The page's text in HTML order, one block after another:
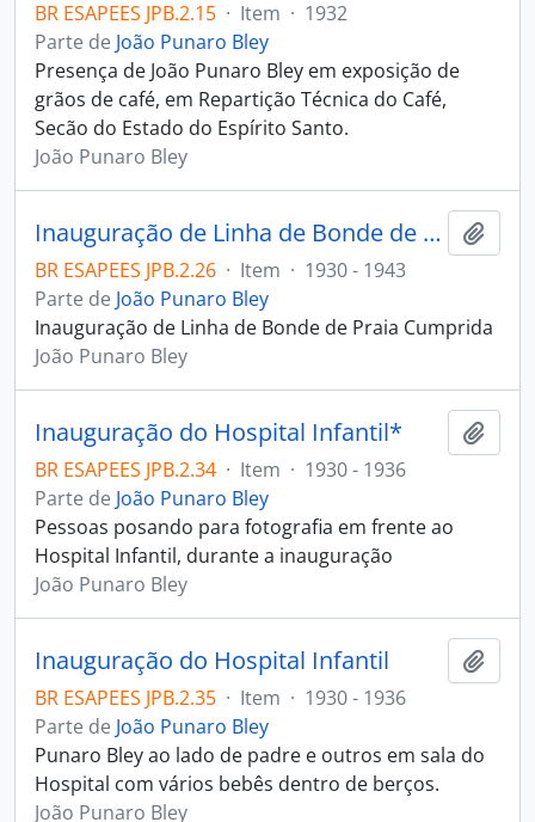
BR ESAPEES JPB.2.15 · Item · 1932
Parte de João Punaro Bley
Presença de João Punaro Bley em exposição de
grãos de café, em Repartição Técnica do Café,
Secão do Estado do Espírito Santo.
João Punaro Bley
Inauguração de Linha de Bonde de Praia Cumprida
BR ESAPEES JPB.2.26 · Item · 1930 - 1943
Parte de João Punaro Bley
Inauguração de Linha de Bonde de Praia Cumprida
João Punaro Bley
Inauguração do Hospital Infantil*
BR ESAPEES JPB.2.34 · Item · 1930 - 1936
Parte de João Punaro Bley
Pessoas posando para fotografia em frente ao
Hospital Infantil, durante a inauguração
João Punaro Bley
Inauguração do Hospital Infantil
BR ESAPEES JPB.2.35 · Item · 1930 - 1936
Parte de João Punaro Bley
Punaro Bley ao lado de padre e outros em sala do
Hospital com vários bebês dentro de berços.
João Punaro Bley